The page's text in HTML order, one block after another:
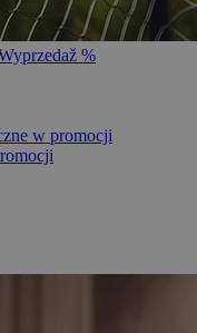
%
w promocji